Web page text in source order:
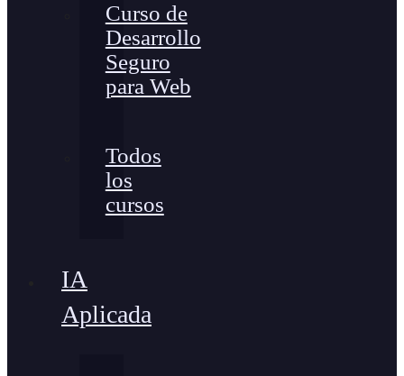
Curso de
Desarrollo
Seguro
para Web
Todos
los
cursos
IA
Aplicada